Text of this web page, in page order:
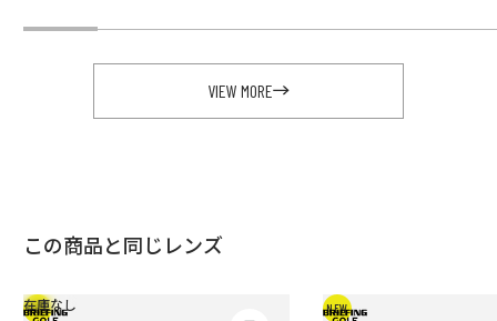
VIEW MORE
この商品と同じレンズ
NEW
在庫なし NEW